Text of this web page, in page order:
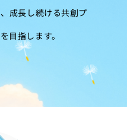
成長し続ける共創プ
目指します。